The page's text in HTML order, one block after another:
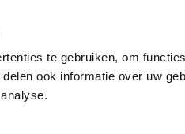
te gebruiken, om
ook informatie over uw